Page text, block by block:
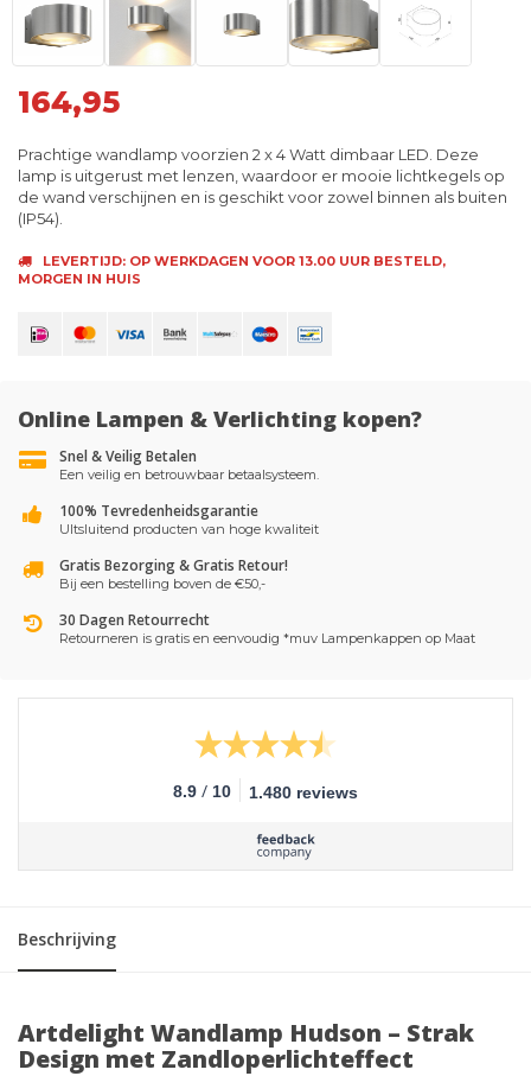
164,95
Prachtige wandlamp voorzien 2 x 4 Watt dimbaar LED. Deze
lamp is uitgerust met lenzen, waardoor er mooie lichtkegels op
de wand verschijnen en is geschikt voor zowel binnen als buiten
(IP54).
LEVERTIJD: OP WERKDAGEN VOOR 13.00 UUR BESTELD,
MORGEN IN HUIS
Online Lampen & Verlichting kopen?
Snel & Veilig Betalen
Een veilig en betrouwbaar betaalsysteem.
100% Tevredenheidsgarantie
UItsluitend producten van hoge kwaliteit
Gratis Bezorging & Gratis Retour!
Bij een bestelling boven de €50,-
30 Dagen Retourrecht
Retourneren is gratis en eenvoudig *muv Lampenkappen op Maat
8.9 / 10 1.480 reviews
Beschrijving
Artdelight Wandlamp Hudson – Strak
Design met Zandloperlichteffect